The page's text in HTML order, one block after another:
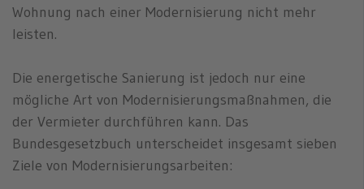
Wohnung nach einer Modernisierung nicht mehr
leisten.
Die energetische Sanierung ist jedoch nur eine
mögliche Art von Modernisierungsmaßnahmen, die
der Vermieter durchführen kann. Das
Bundesgesetzbuch unterscheidet insgesamt sieben
Ziele von Modernisierungsarbeiten: